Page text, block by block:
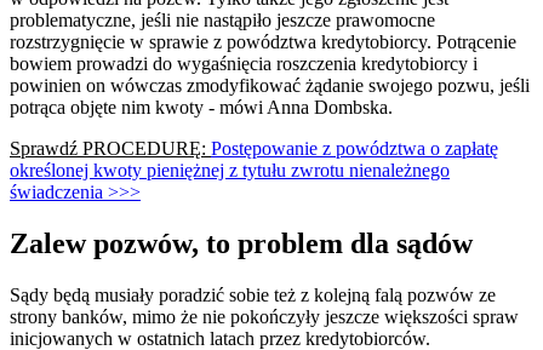
problematyczne, jeśli nie nastąpiło jeszcze prawomocne
rozstrzygnięcie w sprawie z powództwa kredytobiorcy. Potrącenie
bowiem prowadzi do wygaśnięcia roszczenia kredytobiorcy i
powinien on wówczas zmodyfikować żądanie swojego pozwu, jeśli
potrąca objęte nim kwoty - mówi Anna Dombska.
Sprawdź PROCEDURĘ: Postępowanie z powództwa o zapłatę
określonej kwoty pieniężnej z tytułu zwrotu nienależnego
świadczenia >>>
Zalew pozwów, to problem dla sądów
Sądy będą musiały poradzić sobie też z kolejną falą pozwów ze
strony banków, mimo że nie pokończyły jeszcze większości spraw
inicjowanych w ostatnich latach przez kredytobiorców.